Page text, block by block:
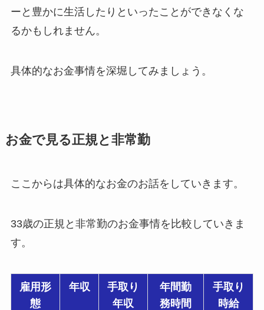
ーと豊かに生活したりといったことができなくな
るかもしれません。
具体的なお金事情を深堀してみましょう。
お金で見る正規と非常勤
ここからは具体的なお金のお話をしていきます。
33歳の正規と非常勤のお金事情を比較していきま
す。
雇用形
態
年収
手取り
年収
年間勤
務時間
手取り
時給